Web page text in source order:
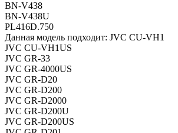
BN-V438
BN-V438U
PL416D.750
Данная модель подходит: JVC CU-VH1
JVC CU-VH1US
JVC GR-33
JVC GR-4000US
JVC GR-D20
JVC GR-D200
JVC GR-D2000
JVC GR-D200U
JVC GR-D200US